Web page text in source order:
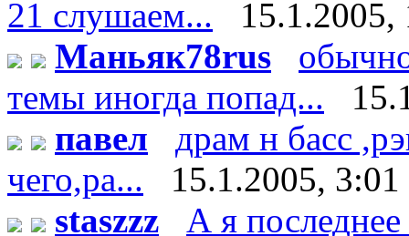
21 слушаем...
15.1.2005,
Маньяк78rus
темы иногда попад...
павел
драм н басс
чего,ра...
15.1.2005, 3:01
staszzz
А я